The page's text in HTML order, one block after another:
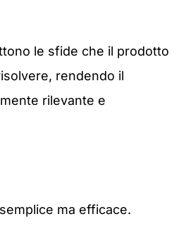
le sfide che il prodotto
rendendo il
rilevante e
ma efficace.